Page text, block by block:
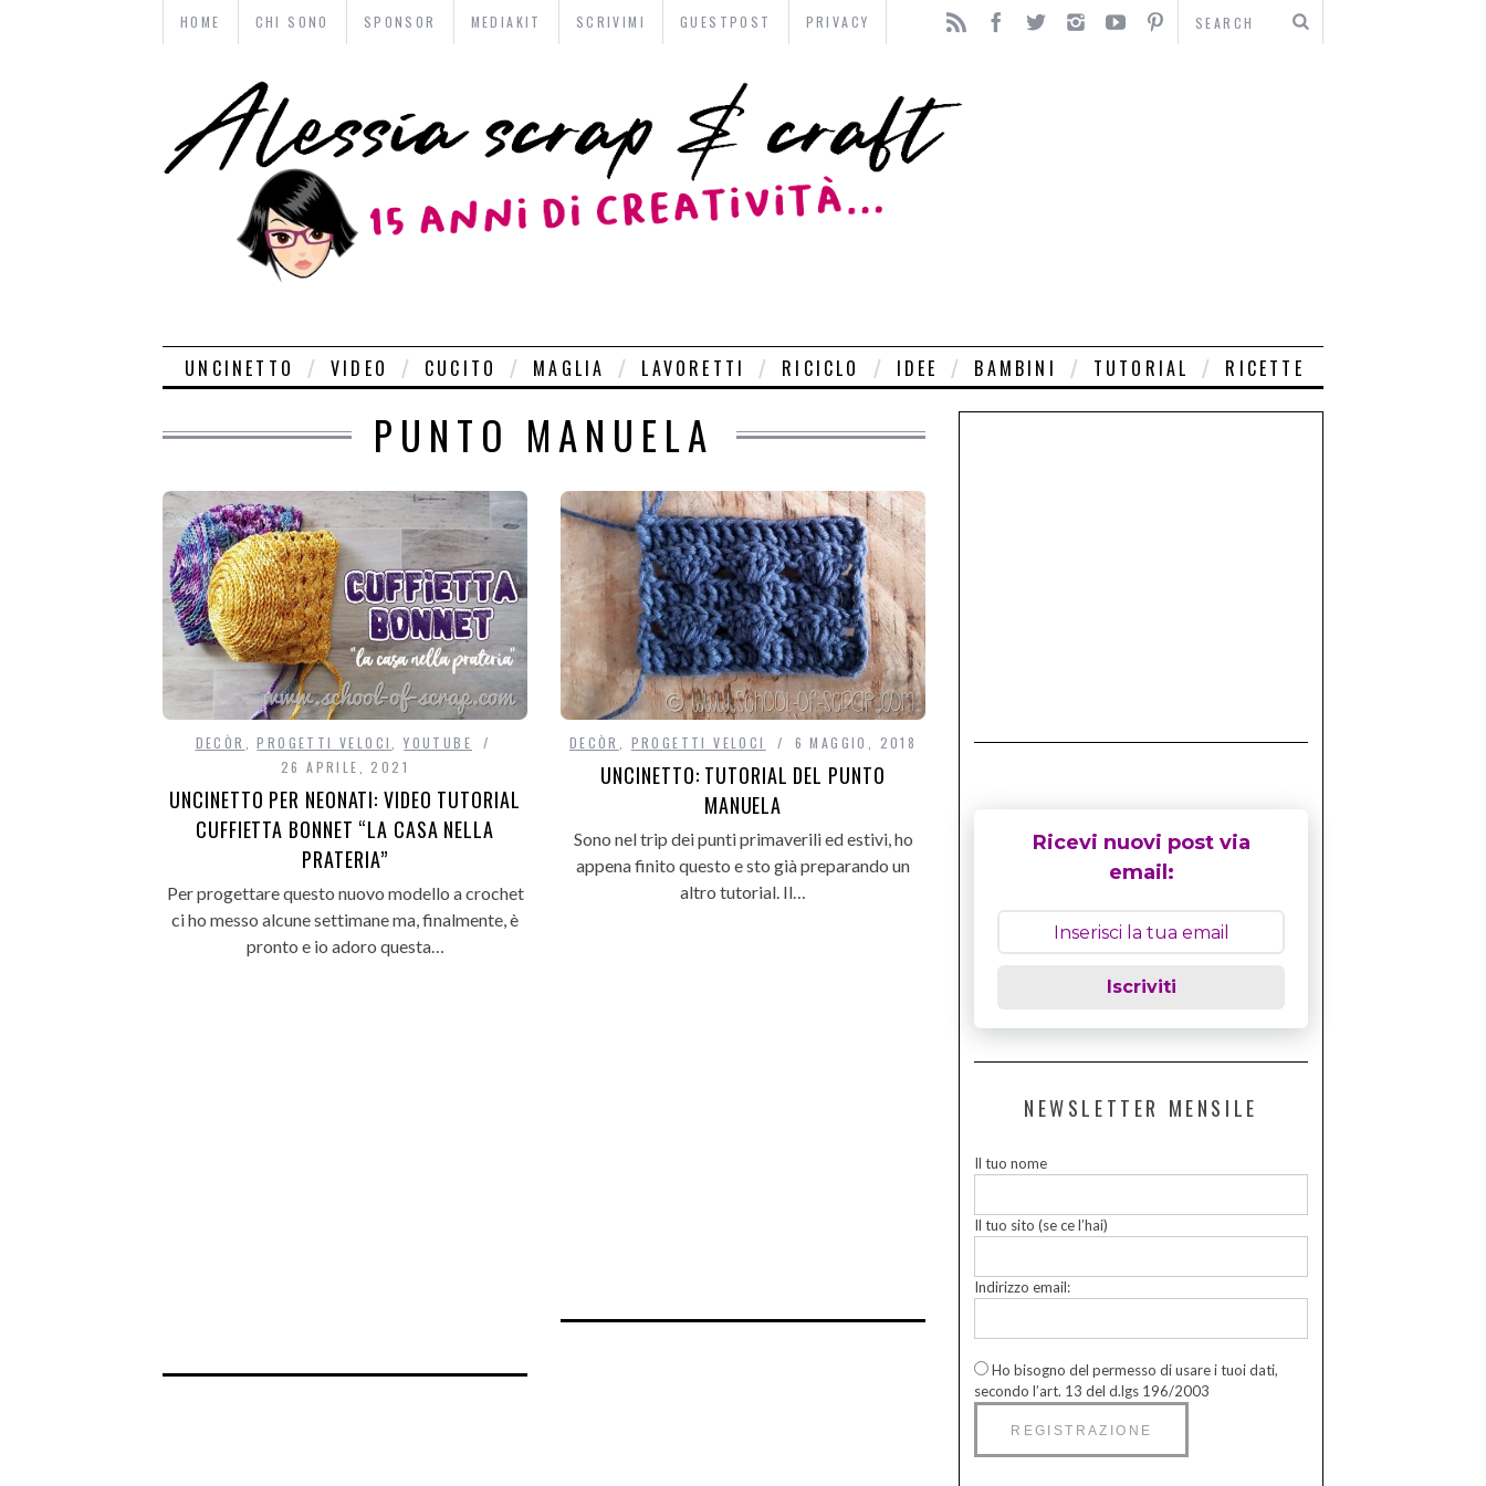
HOME CHI SONO SPONSOR MEDIAKIT SCRIVIMI GUESTPOST PRIVACY
UNCINETTO VIDEO CUCITO MAGLIA LAVORETTI RICICLO IDEE BAMBINI TUTORIAL RICETTE
PUNTO MANUELA
DECÒR ,PROGETTI VELOCI ,YOUTUBE
26 APRILE, 2021
UNCINETTO PER NEONATI: VIDEO TUTORIAL
CUFFIETTA BONNET “LA CASA NELLA
PRATERIA”
Per progettare questo nuovo modello a crochet
ci ho messo alcune settimane ma, finalmente, è
pronto e io adoro questa…
DECÒR PROGETTI VELOCI 6 MAGGIO, 2018
UNCINETTO: TUTORIAL DEL PUNTO
MANUELA
Sono nel trip dei punti primaverili ed estivi, ho
appena finito questo e sto già preparando un
altro tutorial. Il…
Ricevi nuovi post via
email:
Iscriviti
NEWSLETTER MENSILE
Il tuo nome
Il tuo sito (se ce l’hai)
Indirizzo email:
Ho bisogno del permesso di usare i tuoi dati,
secondo l’art. 13 del d.lgs 196/2003